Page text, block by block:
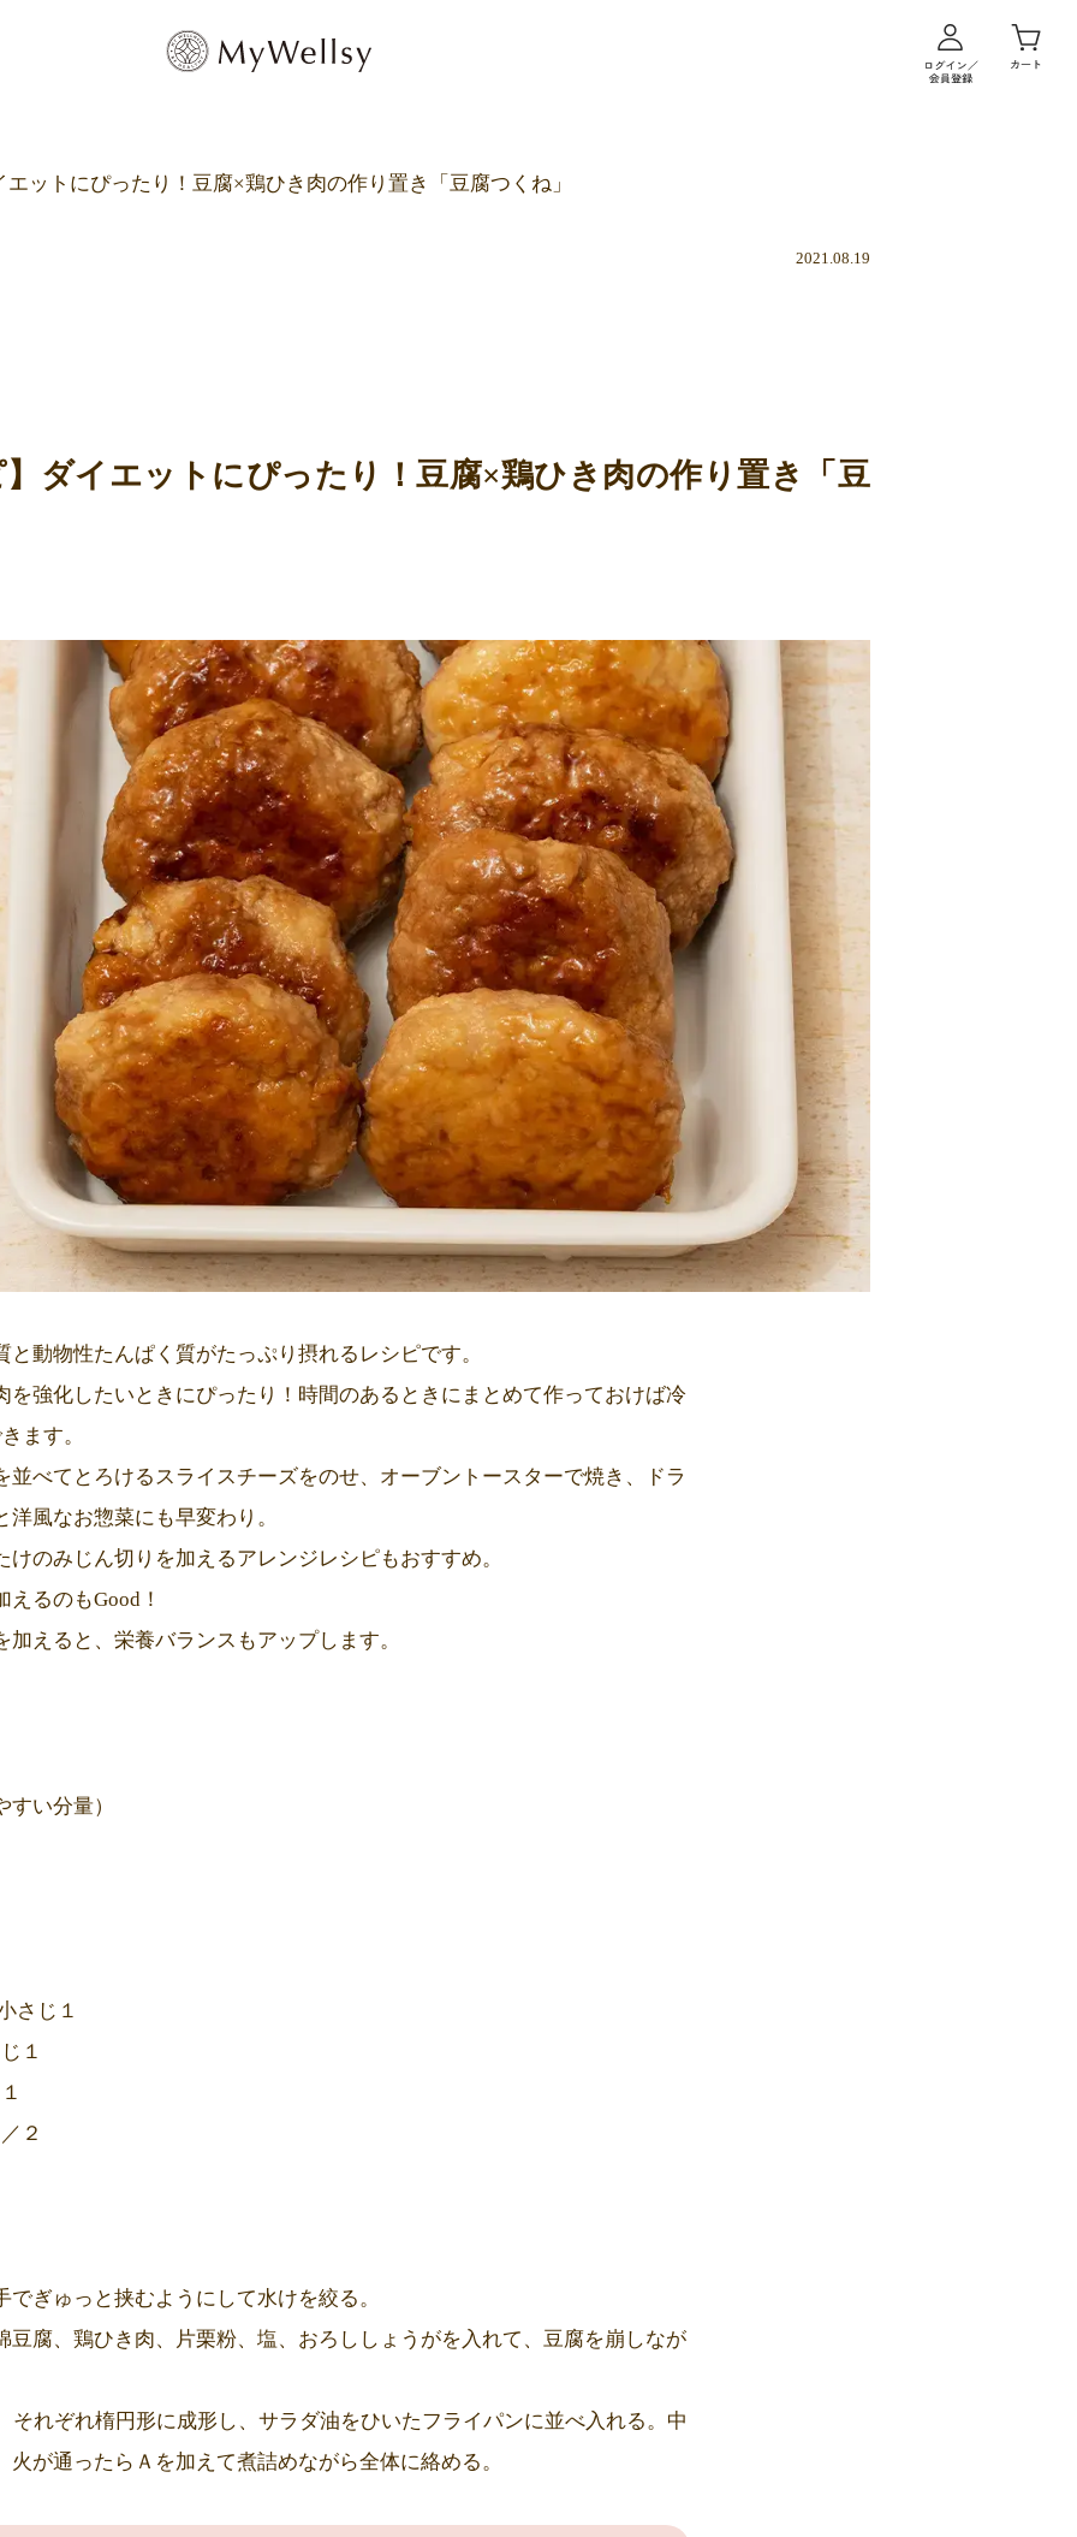
ットにぴったり！豆腐×鶏ひき肉の作り置き「豆腐つくね」
2021.08.19
ダイエットにぴったり！豆腐×鶏ひき肉の作り置き「豆
と動物性たんぱく質がたっぷり摂れるレシピです。
を強化したいときにぴったり！時間のあるときにまとめて作っておけば冷
ます。
並べてとろけるスライスチーズをのせ、オーブントースターで焼き、ドラ
洋風なお惣菜にも早変わり。
けのみじん切りを加えるアレンジレシピもおすすめ。
るのもGood！
加えると、栄養バランスもアップします。
い分量）
さじ１
１
２
ぎゅっと挟むようにして水けを絞る。
腐、鶏ひき肉、片栗粉、塩、おろししょうがを入れて、豆腐を崩しなが
れぞれ楕円形に成形し、サラダ油をひいたフライパンに並べ入れる。中
火が通ったらＡを加えて煮詰めながら全体に絡める。